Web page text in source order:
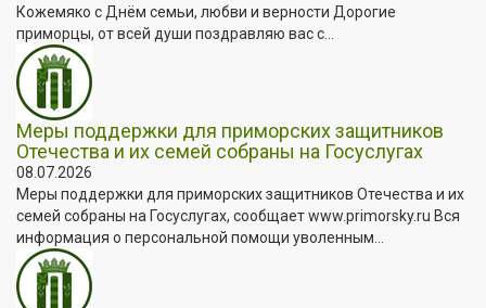
Кожемяко с Днём семьи, любви и верности Дорогие
приморцы, от всей души поздравляю вас с...
Меры поддержки для приморских защитников
Отечества и их семей собраны на Госуслугах
08.07.2026
Меры поддержки для приморских защитников Отечества и их
семей собраны на Госуслугах, сообщает www.primorsky.ru Вся
информация о персональной помощи уволенным...